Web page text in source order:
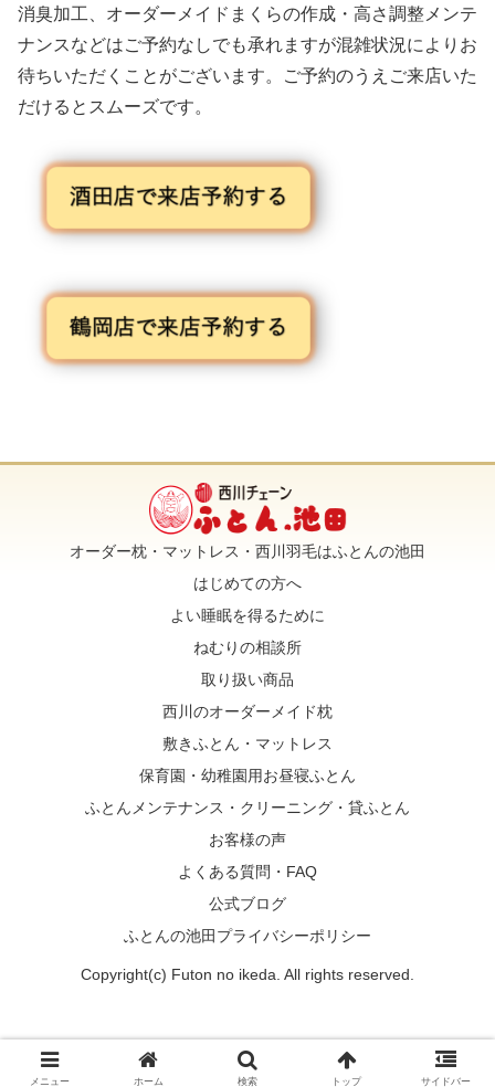
消臭加工、オーダーメイドまくらの作成・高さ調整メンテ
ナンスなどはご予約なしでも承れますが混雑状況によりお
待ちいただくことがございます。ご予約のうえご来店いた
だけるとスムーズです。
オーダー枕・マットレス・西川羽毛はふとんの池田
はじめての方へ
よい睡眠を得るために
ねむりの相談所
取り扱い商品
西川のオーダーメイド枕
敷きふとん・マットレス
保育園・幼稚園用お昼寝ふとん
ふとんメンテナンス・クリーニング・貸ふとん
お客様の声
よくある質問・FAQ
公式ブログ
ふとんの池田プライバシーポリシー
Copyright(c) Futon no ikeda. All rights reserved.
メニュー ホーム 検索 トップ サイドバー